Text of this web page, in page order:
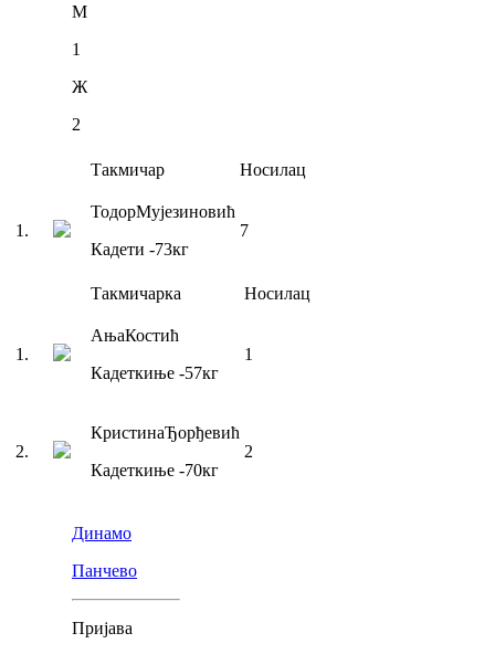
М
1
Ж
2
Такмичар Носилац
1 .
ТодорМујезиновић
Кадети -73кг
7
Такмичарка Носилац
1 .
АњаКостић
Кадеткиње -57кг
1
2.
КристинаЂорђевић
Кадеткиње -70кг
2
Динамо
Панчево
Пријава